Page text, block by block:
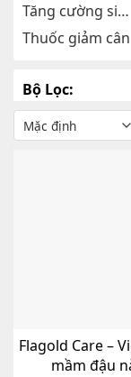
Tăng cường sinh lý
Thuốc giảm cân
Bộ Lọc:
Flagold Care –
mầm đậu